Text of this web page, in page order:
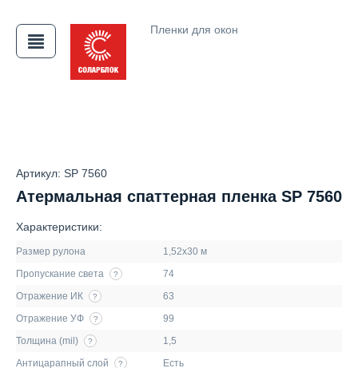
Пленки для окон
Артикул: SP 7560
Атермальная спаттерная пленка SP 7560
Характеристики:
Размер рулона
1,52х30 м
Пропускание света
?
74
Отражение ИК
?
63
Отражение УФ
?
99
Толщина (mil)
?
1,5
Антицарапный слой
?
Есть